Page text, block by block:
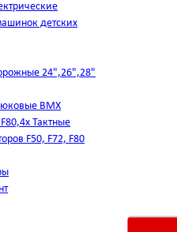
детских
24",26",28"
BMX
Тактные
F50, F72, F80